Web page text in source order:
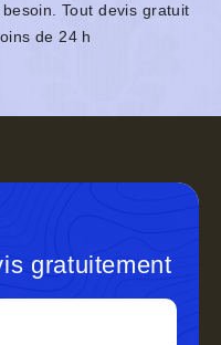
Tout devis gratuit
de 24 h
gratuitement